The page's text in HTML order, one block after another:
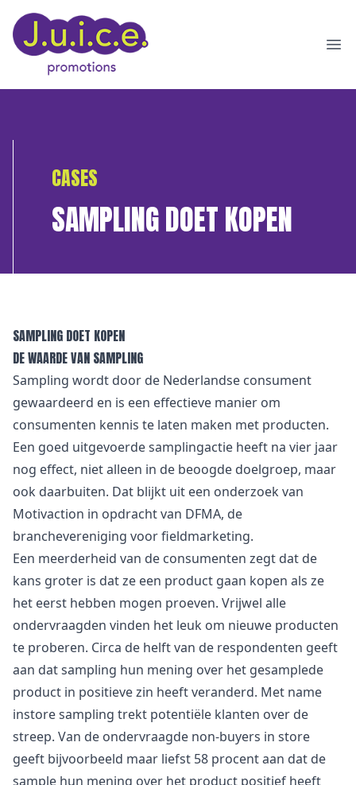
CASES
SAMPLING DOET KOPEN
SAMPLING DOET KOPEN
DE WAARDE VAN SAMPLING
Sampling wordt door de Nederlandse consument
gewaardeerd en is een effectieve manier om
consumenten kennis te laten maken met producten.
Een goed uitgevoerde samplingactie heeft na vier jaar
nog effect, niet alleen in de beoogde doelgroep, maar
ook daarbuiten. Dat blijkt uit een onderzoek van
Motivaction in opdracht van DFMA, de
branchevereniging voorfieldmarketing.
Een meerderheid van de consumenten zegt dat de
kans groter is dat ze een product gaan kopen als ze
het eerst hebben mogen proeven. Vrijwel alle
ondervraagden vinden het leuk om nieuwe producten
te proberen. Circa de helft van de respondenten geeft
aan dat sampling hun mening over het gesamplede
product in positieve zin heeft veranderd. Met name
instore sampling trekt potentiële klanten over de
streep. Van de ondervraagde non-buyers in store
geeft bijvoorbeeld maar liefst 58 procent aan dat de
sample hun mening over het product positief heeft